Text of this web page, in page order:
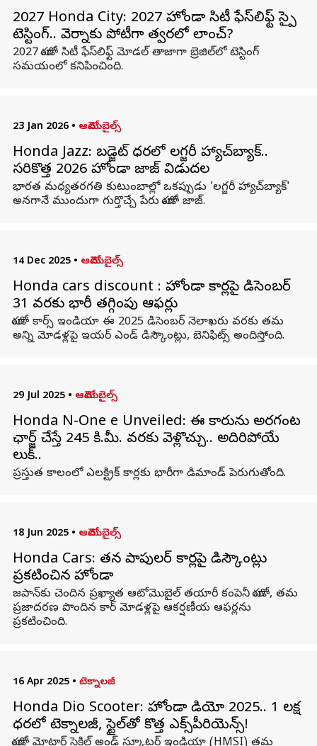
2027 Honda City: 2027 హోండా సిటీ ఫేస్‌లిఫ్ట్ స్పై
టెస్టింగ్.. వెర్నాకు పోటీగా త్వరలో లాంచ్?
2027 హోండా సిటీ ఫేస్‌లిఫ్ట్ మోడల్ తాజాగా బ్రెజిల్‌లో టెస్టింగ్
సమయంలో కనిపించింది.
23 Jan 2026 • ఆటోమొబైల్స్
Honda Jazz: బడ్జెట్ ధరలో లగ్జరీ హ్యాచ్‌బ్యాక్..
సరికొత్త 2026 హోండా జాజ్ విడుదల
భారత మధ్యతరగతి కుటుంబాల్లో ఒకప్పుడు 'లగ్జరీ హ్యాచ్‌బ్యాక్'
అనగానే ముందుగా గుర్తొచ్చే పేరు హోండా జాజ్.
14 Dec 2025 • ఆటోమొబైల్స్
Honda cars discount : హోండా కార్లపై డిసెంబర్
31 వరకు భారీ తగ్గింపు ఆఫర్లు
హోండా కార్స్ ఇండియా ఈ 2025 డిసెంబర్ నెలాఖరు వరకు తమ
అన్ని మోడళ్లపై ఇయర్ ఎండ్ డిస్కౌంట్లు, బెనిఫిట్స్ అందిస్తోంది.
29 Jul 2025 • ఆటోమొబైల్స్
Honda N-One e Unveiled: ఈ కారును అరగంట
ఛార్జ్ చేస్తే 245 కి.మీ. వరకు వెళ్లొచ్చు.. అదిరిపోయే
లుక్‌..
ప్రస్తుత కాలంలో ఎలక్ట్రిక్ కార్లకు భారీగా డిమాండ్ పెరుగుతోంది.
18 Jun 2025 • ఆటోమొబైల్స్
Honda Cars: తన పాపులర్‌ కార్లపై డిస్కౌంట్లు
ప్రకటించిన హోండా
జపాన్‌కు చెందిన ప్రఖ్యాత ఆటోమొబైల్ తయారీ కంపెనీ హోండా, తమ
ప్రజాదరణ పొందిన కార్ మోడళ్లపై ఆకర్షణీయ ఆఫర్లను
ప్రకటించింది.
16 Apr 2025 • టెక్నాలజీ
Honda Dio Scooter: హోండా డియో 2025.. 1 లక్ష
ధరలో టెక్నాలజీ, స్టైల్‌తో కొత్త ఎక్స్‌పీరియెన్స్!